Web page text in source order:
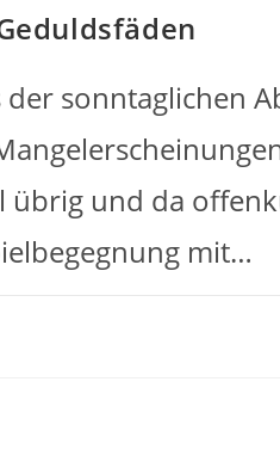
sonntaglichen
übrig und da
mit…